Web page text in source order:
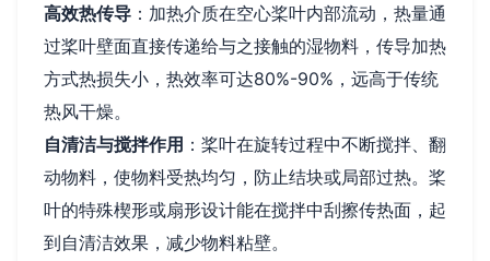
高效热传导 ：加热介质在空心桨叶内部流动，热量通
过桨叶壁面直接传递给与之接触的湿物料，传导加热
方式热损失小，热效率可达80%-90%，远高于传统
热风干燥。
自清洁与搅拌作用 ：桨叶在旋转过程中不断搅拌、翻
动物料，使物料受热均匀，防止结块或局部过热。桨
叶的特殊楔形或扇形设计能在搅拌中刮擦传热面，起
到自清洁效果，减少物料粘壁。